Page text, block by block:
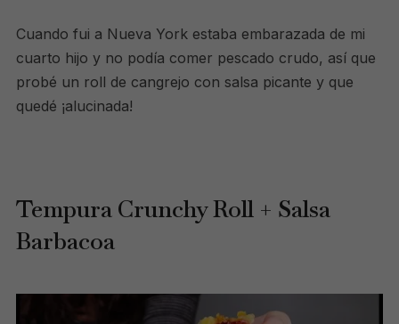
Cuando fui a Nueva York estaba embarazada de mi
cuarto hijo y no podía comer pescado crudo, así que
probé un roll de cangrejo con salsa picante y que
quedé ¡alucinada!
Tempura Crunchy Roll + Salsa
Barbacoa